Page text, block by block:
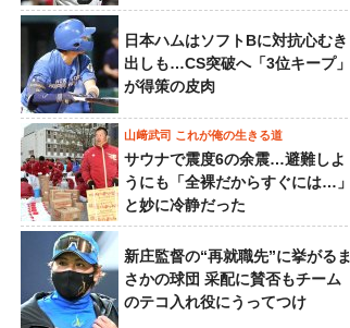
日本ハムはソフトBに対抗心むき
出しも…CS突破へ「3位キープ」
が得策の皮肉
山﨑武司 これが俺の生きる道
サウナで震度6の余震…避難しよ
うにも「全裸だからすぐには…」
と妙に冷静だった
新庄監督の“再就職先”に挙がるま
さかの球団 采配に賛否もチーム
のテコ入れ役にうってつけ